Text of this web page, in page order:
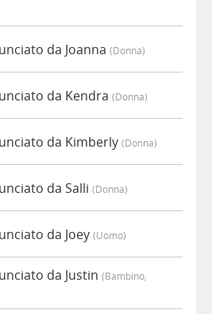
da Joanna (donna)
da Kendra (donna)
da Kimberly (donna)
da Salli (donna)
da Joey (uomo)
da Justin (bambino,